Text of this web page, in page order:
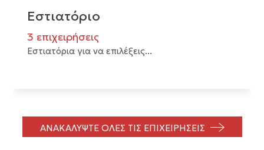
Εστιατόριο
3 επιχειρήσεις
Εστιατόρια για να επιλέξεις...
ΑΝΑΚΑΛΥΨΤΕ ΟΛΕΣ ΤΙΣ ΕΠΙΧΕΙΡΗΣΕΙΣ